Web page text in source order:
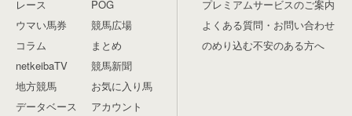
レース
ウマい馬券
コラム
netkeibaTV
地方競馬
データベース
POG
競馬広場
まとめ
競馬新聞
お気に入り馬
アカウント
プレミアムサービスのご案内
よくある質問・お問い合わせ
のめり込む不安のある方へ